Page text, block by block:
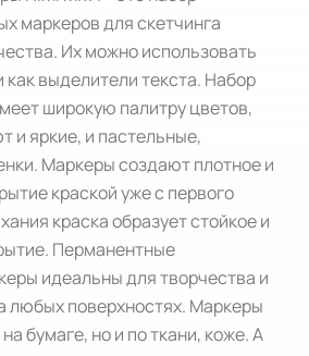
маркеров для скетчинга
Их можно использовать
выделители текста. Набор
широкую палитру цветов,
и яркие, и пастельные,
Маркеры создают плотное и
краской уже с первого
краска образует стойкое и
Перманентные
идеальны для творчества и
любых поверхностях. Маркеры
бумаге, но и по ткани, коже. А